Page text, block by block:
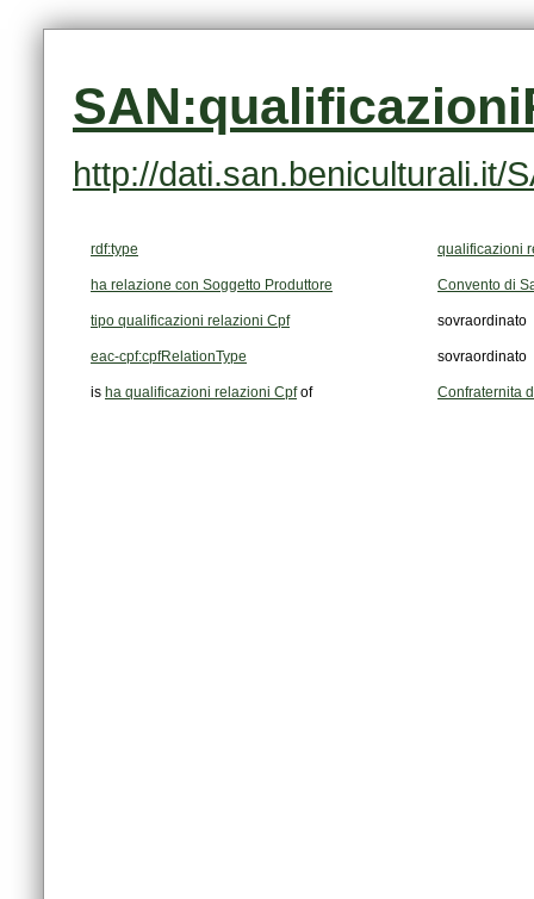
http://dati.san.beniculturali.it/
rdf:type qualificazioni
ha relazione con Soggetto Produttore Convento di
tipo qualificazioni relazioni Cpf sovraordinato
eac-cpf:cpfRelationType sovraordinato
is ha qualificazioni relazioni Cpfof Confraternita